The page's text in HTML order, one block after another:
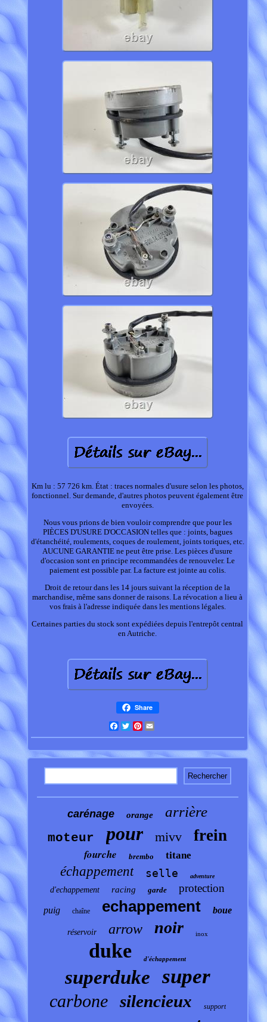
Km lu : 57 726 km. État : traces normales d'usure selon les photos,
fonctionnel. Sur demande, d'autres photos peuvent également être
envoyées.
Nous vous prions de bien vouloir comprendre que pour les
PIÈCES D'USURE D'OCCASION telles que : joints, bagues
d'étanchéité, roulements, coques de roulement, joints toriques, etc.
AUCUNE GARANTIE ne peut être prise. Les pièces d'usure
d'occasion sont en principe recommandées de renouveler. Le
paiement est possible par. La facture est jointe au colis.
Droit de retour dans les 14 jours suivant la réception de la
marchandise, même sans donner de raisons. La révocation a lieu à
vos frais à l'adresse indiquée dans les mentions légales.
Certaines parties du stock sont expédiées depuis l'entrepôt central
en Autriche.
Share
Facebook
TwitterPinterest
carénage orange arrière
moteur pour mivv frein
fourche brembo titane
échappement selle adventure
d'echappement racing garde protection
puig chaîne echappement boue
réservoir arrow noir inox
duke d'échappement
superduke super
carbone silencieux support